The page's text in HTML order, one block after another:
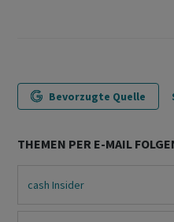
Bevorzugte Quelle
THEMEN PER E-MAIL
cash Insider